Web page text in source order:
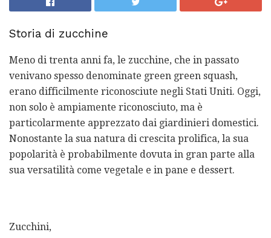
Storia di zucchine
Meno di trenta anni fa, le zucchine, che in passato
venivano spesso denominate green green squash,
erano difficilmente riconosciute negli Stati Uniti. Oggi,
non solo è ampiamente riconosciuto, ma è
particolarmente apprezzato dai giardinieri domestici.
Nonostante la sua natura di crescita prolifica, la sua
popolarità è probabilmente dovuta in gran parte alla
sua versatilità come vegetale e in pane e dessert.
Zucchini,